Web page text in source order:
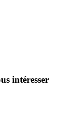
intéresser